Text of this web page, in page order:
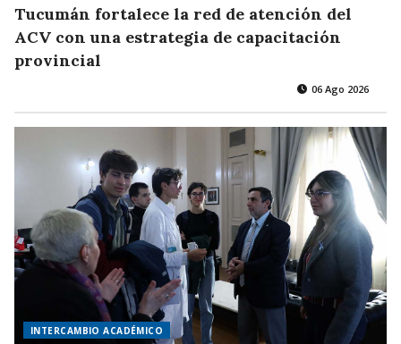
Tucumán fortalece la red de atención del
ACV con una estrategia de capacitación
provincial
06 Ago 2026
INTERCAMBIO ACADÉMICO